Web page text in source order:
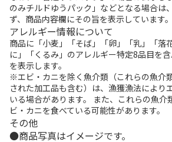
のみチルドゆうパック」などとなる場合は
ず、商品内容欄にその旨を表示しています。
アレルギー情報について
商品に「小麦」「そば」「卵」「乳」「落
に」「くるみ」のアレルギー特定8品目を
を表示します。
※エビ・カニを除く魚介類（これらの魚介
された加工品も含む）は、漁獲漁法により
いる場合があります。 また、これらの魚介
ビ・カニを食べている可能性があります。
その他
商品写真はイメージです。